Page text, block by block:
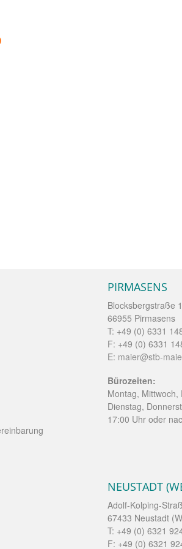
PIRMASENS
Blocksbergstraße
66955 Pirmasens
T: +49 (0) 6331
F: +49 (0) 6331
E: maier@stb-
Bürozeiten:
Montag,
Dienstag,
17:00 Uhr oder
NEUSTADT
Adolf-Kolping-
67433 Neustadt
T: +49 (0) 6321
F: +49 (0) 6321